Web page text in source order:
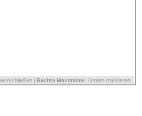
schließen | Rechte Maustaste: Knoten markieren